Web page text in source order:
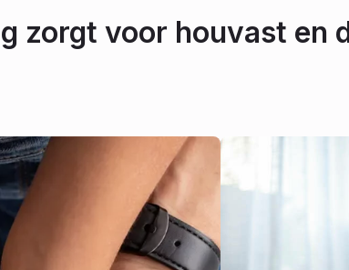
zorgt voor houvast en